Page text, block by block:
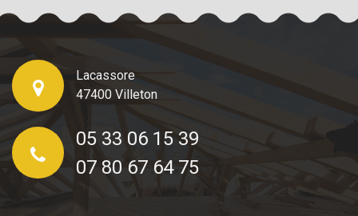
Lacassore
47400 Villeton
05 33 06 15 39
07 80 67 64 75